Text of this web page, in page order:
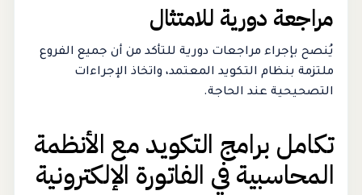
مراجعة دورية للامتثال
يُنصح بإجراء مراجعات دورية للتأكد من أن جميع الفروع
ملتزمة بنظام التكويد المعتمد، واتخاذ الإجراءات
التصحيحية عند الحاجة.
تكامل برامج التكويد مع الأنظمة
المحاسبية في الفاتورة الإلكترونية